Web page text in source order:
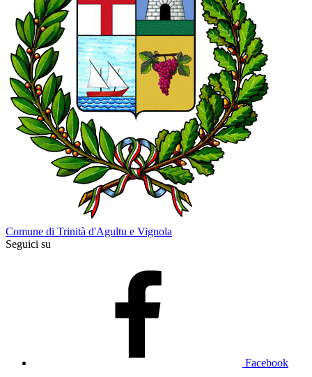
Comune di Trinità d'Agultu e Vignola
Seguici su
Facebook